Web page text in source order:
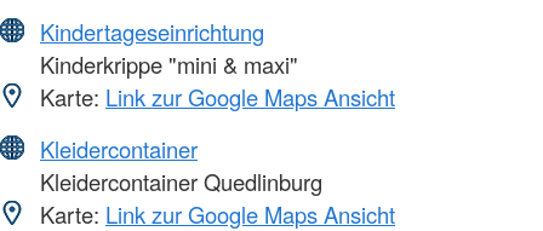
Kindertageseinrichtung
Kinderkrippe "mini & maxi"
Karte: Link zur Google Maps Ansicht
Kleidercontainer
Kleidercontainer Quedlinburg
Karte: Link zur Google Maps Ansicht